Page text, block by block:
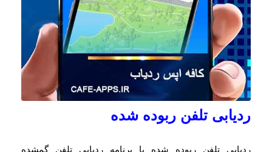
ردیابی تلفن ربوده شده
ردیابی تلفن ربوده شده با برنامه ردیابی تلفن گمشده